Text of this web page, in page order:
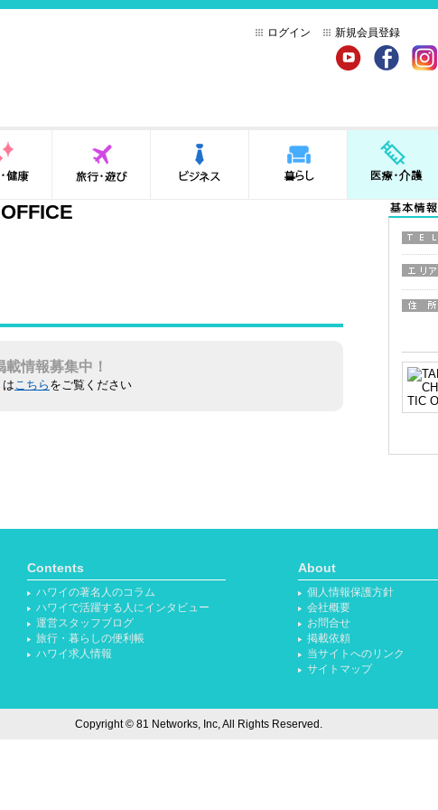
ログイン 新規会員登録
旅行・遊び 医療・介護
載情報募集中！
こちら をご覧ください
電話番
号
Contents
ハワイの著名人のコラム
ハワイで活躍する人にインタビュー
運営スタッフブログ
旅行・暮らしの便利帳
ハワイ求人情報
About
個人情報保護方針
会社概要
お問合せ
掲載依頼
当サイトへのリンク
サイトマップ
Copyright © 81 Networks, Inc, All Rights Reserved.